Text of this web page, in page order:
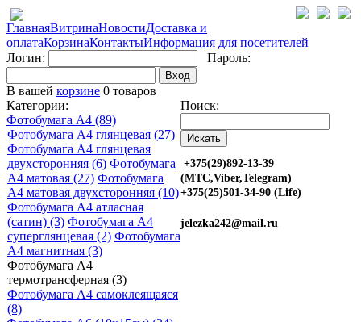
ГлавнаяВитринаНовостиДоставка и
оплатаКорзинаКонтактыИнформация для посетителей
Логин:
Пароль:
Вход
В вашей корзине 0 товаров
Категории:
Фотобумага A4 (89)
Фотобумага A4 глянцевая (27)
Фотобумага A4 глянцевая
двухсторонняя (6) Фотобумага
A4 матовая (27) Фотобумага
A4 матовая двухсторонняя (10)
Фотобумага A4 атласная
(сатин) (3) Фотобумага A4
суперглянцевая (2) Фотобумага
A4 магнитная (3)
Фотобумага A4
термотрансферная (3)
Фотобумага A4 самоклеящаяся
(8)
Поиск:
+375(29)892-13-39
(МТС,Viber,Telegram)
+375(25)501-34-90 (Life)
jelezka242@mail.ru